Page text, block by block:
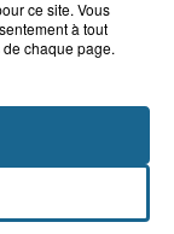
ce site. Vous
à tout
chaque page.